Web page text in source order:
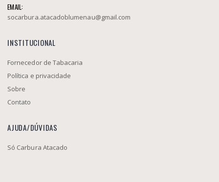
EMAIL:
socarbura.atacadoblumenau@gmail.com
INSTITUCIONAL
Fornecedor de Tabacaria
Política e privacidade
Sobre
Contato
AJUDA/DÚVIDAS
Só Carbura Atacado